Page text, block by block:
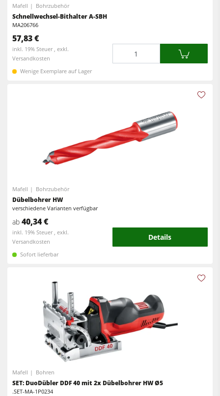
Rohluftabsauggeräte
Reinluftabsauggeräte & Entstauber
Vorschubapparate
Werkstattausrüstung
F4Solutions Software
Vorschubapparate
Mafell Bohrzubehör
Schnellwechsel-Bithalter A-SBH
MA206766
57,83 €
inkl. 19% Steuer , exkl.
Versandkosten
Wenige Exemplare auf Lager
Mafell Bohrzubehör
Dübelbohrer HW
verschiedene Varianten verfügbar
ab 40,34 €
inkl. 19% Steuer , exkl.
Versandkosten
Details
Sofort lieferbar
Mafell Bohren
SET: DuoDübler DDF 40 mit 2x Dübelbohrer HW Ø5
.SET-MA-1P0234